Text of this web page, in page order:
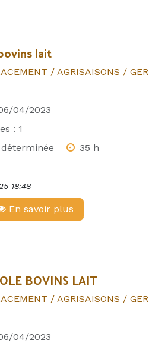
lait
/ AGRISAISONS / GER
04/2023
: 1
35 h
18:48
En savoir plus
BOVINS LAIT
/ AGRISAISONS / GER
04/2023